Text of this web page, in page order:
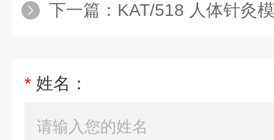
下一篇： KAT/518 人体针灸模型
* 姓名：